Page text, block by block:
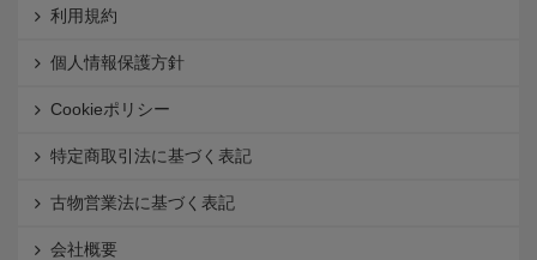
利用規約
個人情報保護方針
Cookieポリシー
特定商取引法に基づく表記
古物営業法に基づく表記
会社概要